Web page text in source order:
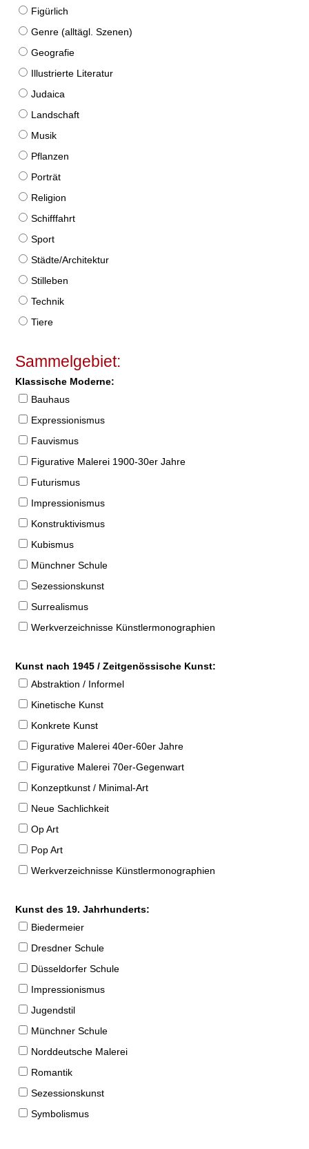
Figürlich
Genre (alltägl. Szenen)
Geografie
Illustrierte Literatur
Judaica
Landschaft
Musik
Pflanzen
Porträt
Religion
Schifffahrt
Sport
Städte/Architektur
Stilleben
Technik
Tiere
Sammelgebiet:
Klassische Moderne:
Bauhaus
Expressionismus
Fauvismus
Figurative Malerei 1900-30er Jahre
Futurismus
Impressionismus
Konstruktivismus
Kubismus
Münchner Schule
Sezessionskunst
Surrealismus
Werkverzeichnisse Künstlermonographien
Kunst nach 1945 / Zeitgenössische Kunst:
Abstraktion / Informel
Kinetische Kunst
Konkrete Kunst
Figurative Malerei 40er-60er Jahre
Figurative Malerei 70er-Gegenwart
Konzeptkunst / Minimal-Art
Neue Sachlichkeit
Op Art
Pop Art
Werkverzeichnisse Künstlermonographien
Kunst des 19. Jahrhunderts:
Biedermeier
Dresdner Schule
Düsseldorfer Schule
Impressionismus
Jugendstil
Münchner Schule
Norddeutsche Malerei
Romantik
Sezessionskunst
Symbolismus